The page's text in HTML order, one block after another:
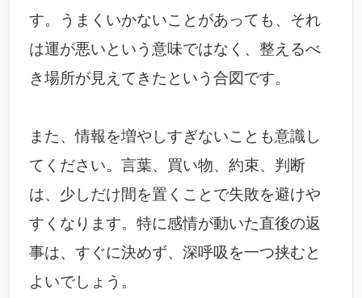
す。うまくいかないことがあっても、それ
は運が悪いという意味ではなく、整えるべ
き場所が見えてきたという合図です。
また、情報を増やしすぎないことも意識し
てください。言葉、買い物、約束、判断
は、少しだけ間を置くことで失敗を避けや
すくなります。特に感情が動いた直後の返
事は、すぐに決めず、深呼吸を一つ挟むと
よいでしょう。